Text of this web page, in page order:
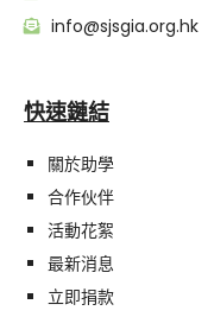
info@sjsgia.org.hk
快速鏈結
關於助學
合作伙伴
活動花絮
最新消息
立即捐款